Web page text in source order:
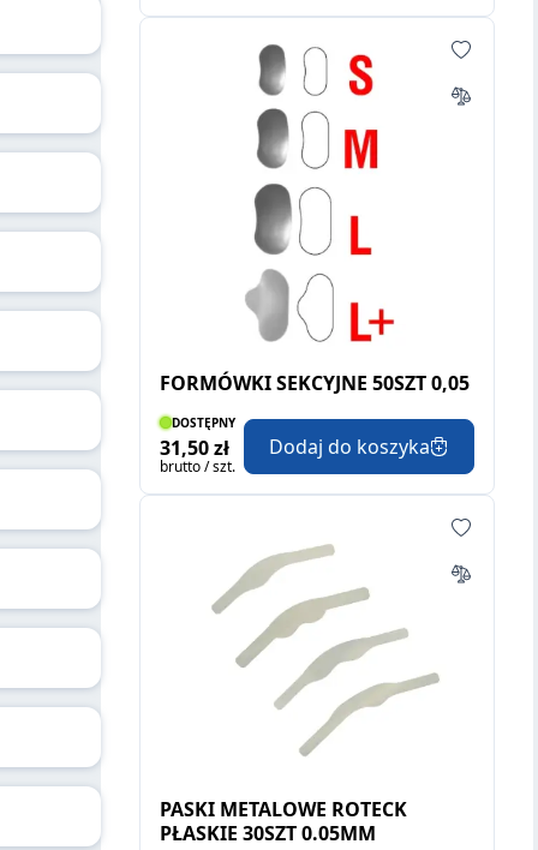
FORMÓWKI SEKCYJNE 50SZT 0,05
DOSTĘPNY
31,50 zł
brutto / szt.
Dodaj do koszyka
PASKI METALOWE ROTECK
PŁASKIE 30SZT 0.05MM